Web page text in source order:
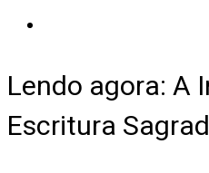
Lendo agora: A
Escritura